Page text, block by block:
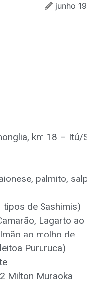
junho
km 18 – Itú/
palmito,
de Sashimis)
Lagarto ao
ao molho de
Pururuca)
Milton Muraoka